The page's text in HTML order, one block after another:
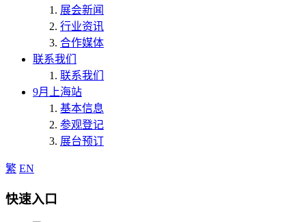
展会新闻
行业资讯
合作媒体
联系我们
联系我们
9月上海站
基本信息
参观登记
展台预订
繁 EN
快速入口